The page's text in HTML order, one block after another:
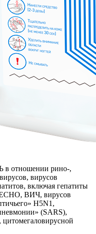
рино-,
вирусов
включая гепатиты
ВИЧ, вирусов
H5N1,
(SARS),